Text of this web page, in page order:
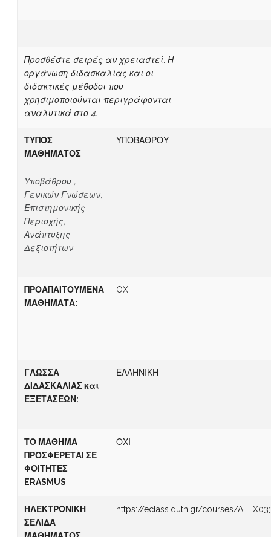
Προσθέστε σειρές αν χρειαστεί. Η
οργάνωση διδασκαλίας και οι
διδακτικές μέθοδοι που
χρησιμοποιούνται περιγράφονται
αναλυτικά στο 4.
ΤΥΠΟΣ
ΜΑΘΗΜΑΤΟΣ
Υποβάθρου ,
Γενικών Γνώσεων,
Επιστημονικής
Περιοχής,
Ανάπτυξης
Δεξιοτήτων
ΥΠΟΒΑΘΡΟΥ
ΠΡΟΑΠΑΙΤΟΥΜΕΝΑ
ΜΑΘΗΜΑΤΑ:
OXI
ΓΛΩΣΣΑ
ΔΙΔΑΣΚΑΛΙΑΣ και
ΕΞΕΤΑΣΕΩΝ:
ΕΛΛΗΝΙΚΗ
ΤΟ ΜΑΘΗΜΑ
ΠΡΟΣΦΕΡΕΤΑΙ ΣΕ
ΦΟΙΤΗΤΕΣ
ERASMUS
ΟΧΙ
ΗΛΕΚΤΡΟΝΙΚΗ
ΣΕΛΙΔΑ
https://eclass.duth.gr/courses/